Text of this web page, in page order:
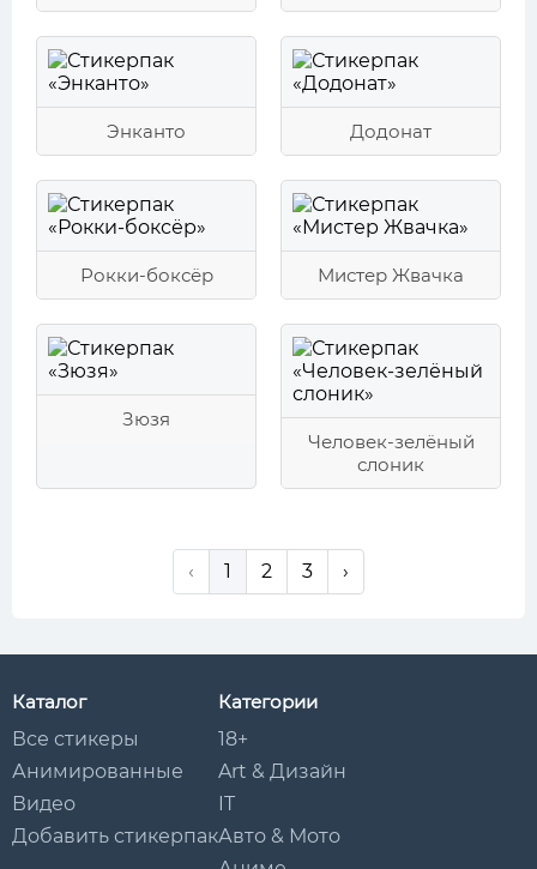
Энканто Додонат
Рокки-боксёр Мистер Жвачка
Зюзя
Человек-зелёный
слоник
‹ 1 2 3 ›
Каталог
Все стикеры
Анимированные
Видео
Добавить стикерпак
Категории
18+
Art & Дизайн
IT
Авто & Мото